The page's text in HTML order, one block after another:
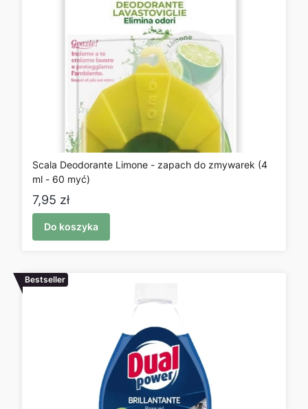
Scala Deodorante Limone - zapach do zmywarek (4
ml - 60 myć)
Cena
7,95 zł
Do koszyka
Bestseller